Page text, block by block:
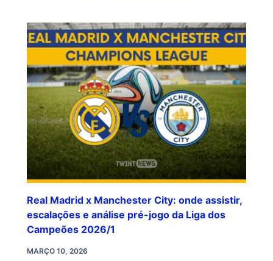
Real Madrid x Manchester City: onde assistir,
escalações e análise pré-jogo da Liga dos
Campeões 2026/1
MARÇO 10, 2026